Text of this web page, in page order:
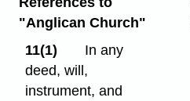
"Anglican Church"
11(1)
In any
deed, will,
instrument, and